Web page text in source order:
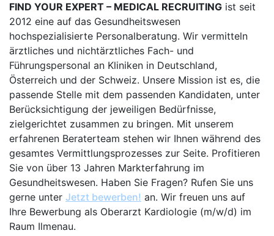
FIND YOUR EXPERT – MEDICAL RECRUITING ist seit
2012 eine auf das Gesundheitswesen
hochspezialisierte Personalberatung. Wir vermitteln
ärztliches und nichtärztliches Fach- und
Führungspersonal an Kliniken in Deutschland,
Österreich und der Schweiz. Unsere Mission ist es, die
passende Stelle mit dem passenden Kandidaten, unter
Berücksichtigung der jeweiligen Bedürfnisse,
zielgerichtet zusammen zu bringen. Mit unserem
erfahrenen Beraterteam stehen wir Ihnen während des
gesamtes Vermittlungsprozesses zur Seite. Profitieren
Sie von über 13 Jahren Markterfahrung im
Gesundheitswesen. Haben Sie Fragen? Rufen Sie uns
gerne unter Jetzt bewerben! an. Wir freuen uns auf
Ihre Bewerbung als Oberarzt Kardiologie (m/w/d) im
Raum Ilmenau.